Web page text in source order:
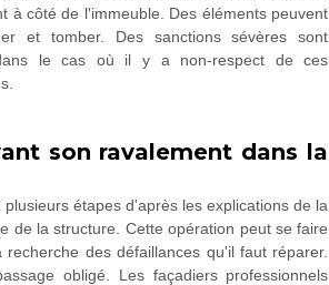
à côté de l'immeuble. Des éléments peuvent
et tomber. Des sanctions sévères sont
le cas où il y a non-respect de ces
son ravalement dans la
étapes d'après les explications de la
de la structure. Cette opération peut se faire
des défaillances qu'il faut réparer.
obligé. Les façadiers professionnels